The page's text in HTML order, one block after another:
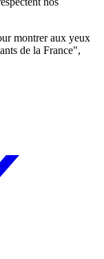
montrer aux yeux
de la France",